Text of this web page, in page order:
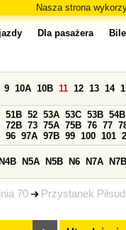
Nasza strona
70 Przystanek
Dla pasażera
9 10A 10B 11 12 13 14
51B 52 53A 53C 53B 54B
72B 73 75A 75B 76 77
96 97A 97B 99 100 101
N4B N5A N5B N6 N7A N7B